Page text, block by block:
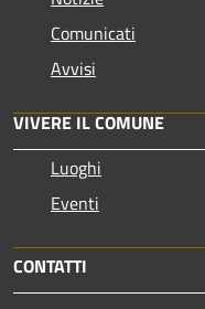
Comunicati
Avvisi
VIVERE IL COMUNE
Luoghi
Eventi
CONTATTI